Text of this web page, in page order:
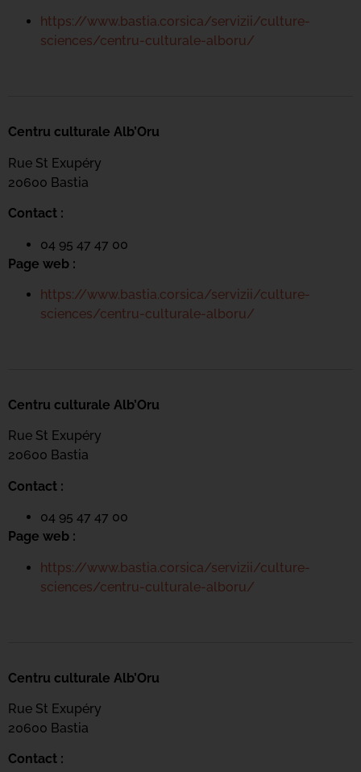
https://www.bastia.corsica/servizii/culture-
sciences/centru-culturale-alboru/
Centru culturale Alb’Oru
Rue St Exupéry
20600 Bastia
Contact :
04 95 47 47 00
Page web :
https://www.bastia.corsica/servizii/culture-
sciences/centru-culturale-alboru/
Centru culturale Alb’Oru
Rue St Exupéry
20600 Bastia
Contact :
04 95 47 47 00
Page web :
https://www.bastia.corsica/servizii/culture-
sciences/centru-culturale-alboru/
Centru culturale Alb’Oru
Rue St Exupéry
20600 Bastia
Contact :